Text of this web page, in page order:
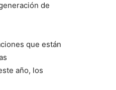
de
que están
año, los